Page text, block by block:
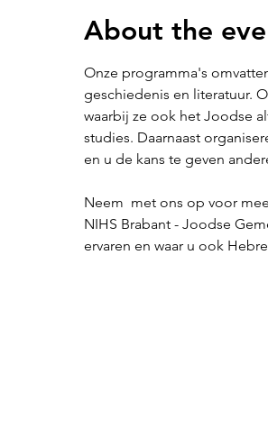
About the
Onze programma's
geschiedenis en literatuur.
waarbij ze ook het Joodse
studies. Daarnaast
en u de kans te geven
Neem met ons op voor
NIHS Brabant - Joodse
ervaren en waar u ook